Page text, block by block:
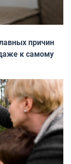
причин
к самому